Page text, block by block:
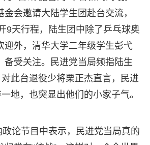
会邀请大陆学生团赴台交流，
9天行程，陆生团中除了乒乓球奥
迎外，清华大学二年级学生彭弋
备受关注。民进党当局频指陆生
对此台退役少将栗正杰直言，民进
地，也突显出他们的小家子气。
论节目中表示，民进党当局真的